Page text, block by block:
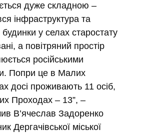
дуже складною –
інфраструктура та
будинки у селах старостату
а повітряний простір
російськими
Попри це в Малих
досі проживають 11 осіб,
Проходах – 13”, –
В’ячеслав Задоренко
Дергачівської міської